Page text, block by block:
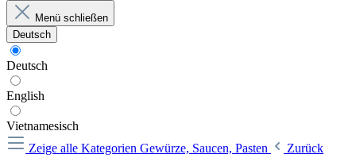
Menü schließen
Deutsch
Deutsch
English
Vietnamesisch
Zeige alle Kategorien Gewürze, Saucen, Pasten
Zurück